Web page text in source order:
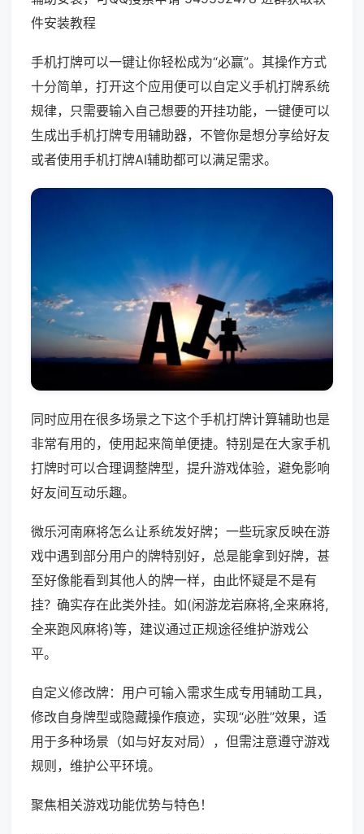
件安装教程
手机打牌可以一键让你轻松成为“必赢”。其操作方式
十分简单，打开这个应用便可以自定义手机打牌系统
规律，只需要输入自己想要的开挂功能，一键便可以
生成出手机打牌专用辅助器，不管你是想分享给好友
或者使用手机打牌AI辅助都可以满足需求。
同时应用在很多场景之下这个手机打牌计算辅助也是
非常有用的，使用起来简单便捷。特别是在大家手机
打牌时可以合理调整牌型，提升游戏体验，避免影响
好友间互动乐趣。
微乐河南麻将怎么让系统发好牌；一些玩家反映在游
戏中遇到部分用户的牌特别好，总是能拿到好牌，甚
至好像能看到其他人的牌一样，由此怀疑是不是有
挂？确实存在此类外挂。如(闲游龙岩麻将,全来麻将,
全来跑风麻将)等，建议通过正规途径维护游戏公
平。
自定义修改牌：用户可输入需求生成专用辅助工具，
修改自身牌型或隐藏操作痕迹，实现“必胜”效果，适
用于多种场景（如与好友对局），但需注意遵守游戏
规则，维护公平环境。
聚焦相关游戏功能优势与特色！